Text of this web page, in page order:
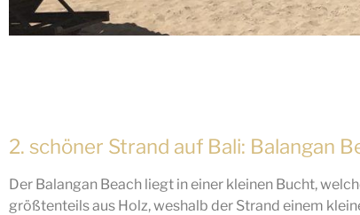
2. schöner Strand auf Bali: Balangan
Der Balangan Beach liegt in einer kleinen Bucht,
größtenteils aus Holz, weshalb der Strand einem